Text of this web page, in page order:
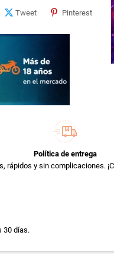
Tweet Pinterest
Política de entrega
rápidos y sin complicaciones.
30 días.